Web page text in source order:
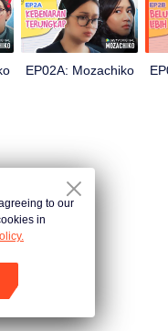
EP02A: Mozachiko
to our
in